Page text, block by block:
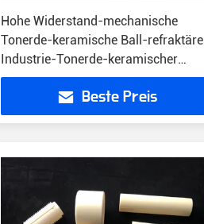
Hohe Widerstand-mechanische
Tonerde-keramische Ball-refraktäre
Industrie-Tonerde-keramischer
Mahlkörper
Beste Preis